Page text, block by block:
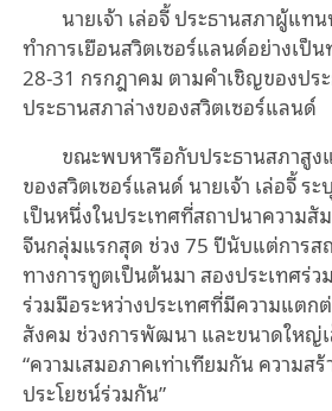
นายเจ้า เล่อจี้ ประธานสภาผู้แท
ทำการเยือนสวิตเซอร์แลนด์อย่างเป็น
28-31 กรกฎาคม ตามคำเชิญของปร
ประธานสภาล่างของสวิตเซอร์แลนด์
ขณะพบหารือกับประธานสภาสูง
ของสวิตเซอร์แลนด์ นายเจ้า เล่อจี้ ร
เป็นหนึ่งในประเทศที่สถาปนาความ
จีนกลุ่มแรกสุด ช่วง 75 ปีนับแต่การ
ทางการทูตเป็นต้นมา สองประเทศร่
ร่วมมือระหว่างประเทศที่มีความแตก
สังคม ช่วงการพัฒนา และขนาดใหญ่
“ความเสมอภาคเท่าเทียมกัน ความส
ประโยชน์ร่วมกัน”